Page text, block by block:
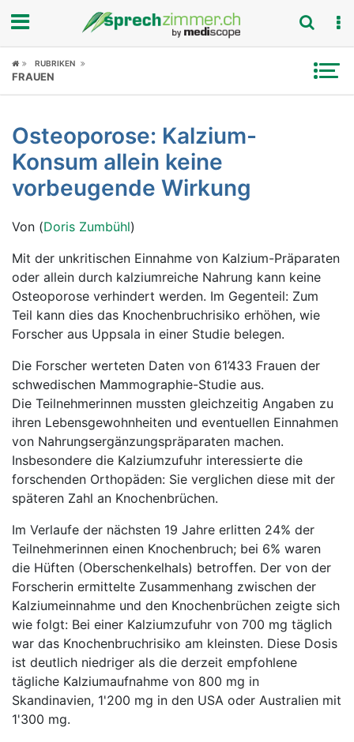
Fokus
Symptome
Untersuchungen
News
Ratgeber
Rubriken
RUBRIKEN
FRAUEN
Osteoporose: Kalzium-
Konsum allein keine
vorbeugende Wirkung
Von (Doris Zumbühl)
Mit der unkritischen Einnahme von Kalzium-Präparaten
oder allein durch kalziumreiche Nahrung kann keine
Osteoporose verhindert werden. Im Gegenteil: Zum
Teil kann dies das Knochenbruchrisiko erhöhen, wie
Forscher aus Uppsala in einer Studie belegen.
Die Forscher werteten Daten von 61’433 Frauen der
schwedischen Mammographie-Studie aus.
Die Teilnehmerinnen mussten gleichzeitig Angaben zu
ihren Lebensgewohnheiten und eventuellen Einnahmen
von Nahrungsergänzungspräparaten machen.
Insbesondere die Kalziumzufuhr interessierte die
forschenden Orthopäden: Sie verglichen diese mit der
späteren Zahl an Knochenbrüchen.
Im Verlaufe der nächsten 19 Jahre erlitten 24% der
Teilnehmerinnen einen Knochenbruch; bei 6% waren
die Hüften (Oberschenkelhals) betroffen. Der von der
Forscherin ermittelte Zusammenhang zwischen der
Kalziumeinnahme und den Knochenbrüchen zeigte sich
wie folgt: Bei einer Kalziumzufuhr von 700 mg täglich
war das Knochenbruchrisiko am kleinsten. Diese Dosis
ist deutlich niedriger als die derzeit empfohlene
tägliche Kalziumaufnahme von 800 mg in
Skandinavien, 1'200 mg in den USA oder Australien mit
1'300 mg.